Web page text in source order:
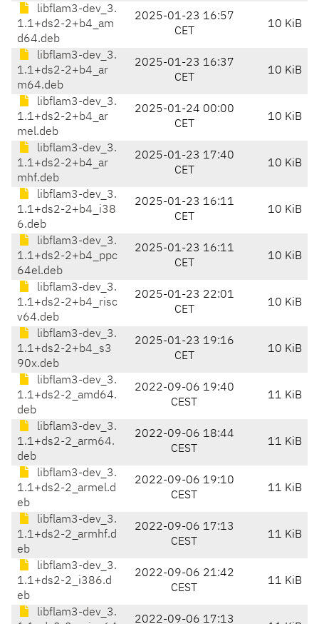
libflam3-dev_3.
1.1+ds2-2+b4_am
d64.deb
2025-01-23 16:57
CET
10 KiB
libflam3-dev_3.
1.1+ds2-2+b4_ar
m64.deb
2025-01-23 16:37
CET
10 KiB
libflam3-dev_3.
1.1+ds2-2+b4_ar
mel.deb
2025-01-24 00:00
CET
10 KiB
libflam3-dev_3.
1.1+ds2-2+b4_ar
mhf.deb
2025-01-23 17:40
CET
10 KiB
libflam3-dev_3.
1.1+ds2-2+b4_i38
6.deb
2025-01-23 16:11
CET
10 KiB
libflam3-dev_3.
1.1+ds2-2+b4_ppc
64el.deb
2025-01-23 16:11
CET
10 KiB
libflam3-dev_3.
1.1+ds2-2+b4_risc
v64.deb
2025-01-23 22:01
CET
10 KiB
libflam3-dev_3.
1.1+ds2-2+b4_s3
90x.deb
2025-01-23 19:16
CET
10 KiB
libflam3-dev_3.
1.1+ds2-2_amd64.
deb
2022-09-06 19:40
CEST
11 KiB
libflam3-dev_3.
1.1+ds2-2_arm64.
deb
2022-09-06 18:44
CEST
11 KiB
libflam3-dev_3.
1.1+ds2-2_armel.d
eb
2022-09-06 19:10
CEST
11 KiB
libflam3-dev_3.
1.1+ds2-2_armhf.d
eb
2022-09-06 17:13
CEST
11 KiB
libflam3-dev_3.
1.1+ds2-2_i386.d
eb
2022-09-06 21:42
CEST
11 KiB
libflam3-dev_3.
2022-09-06 17:13